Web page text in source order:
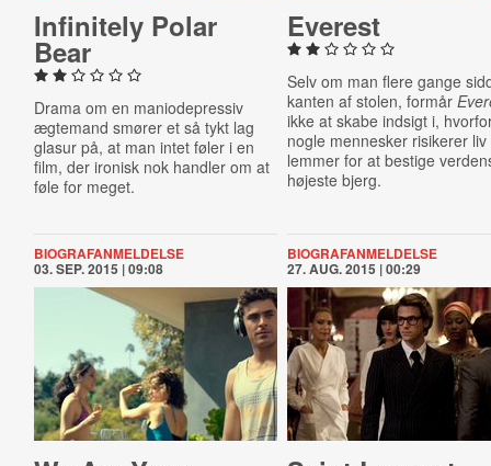
In­fin­itely Polar
Bear
Drama om en maniodepressiv
ægtemand smører et så tykt lag
glasur på, at man intet føler i en
film, der ironisk nok handler om at
føle for meget.
Everest
Selv om man flere gange
kanten af stolen, formår
ikke at skabe indsigt i,
nogle mennesker risikerer
lemmer for at bestige
højeste bjerg.
BIOGRAFANMELDELSE
03. SEP. 2015 | 09:08
BIOGRAFANMELDELSE
27. AUG. 2015 | 00:29